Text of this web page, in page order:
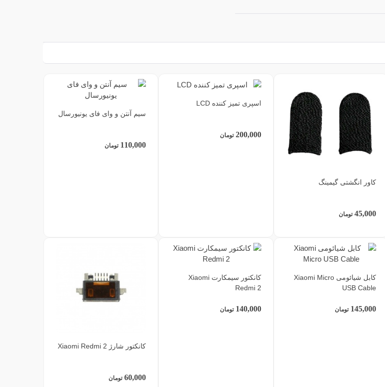
کاور انگشتی گیمینگ
45,000 تومان
اسپری تمیز کننده LCD
200,000 تومان
سیم آنتن و وای فای یونیورسال
110,000 تومان
کابل شیائومی Xiaomi Micro
USB Cable
145,000 تومان
کانکتور سیمکارت Xiaomi
Redmi 2
140,000 تومان
کانکتور شارژ Xiaomi Redmi 2
60,000 تومان